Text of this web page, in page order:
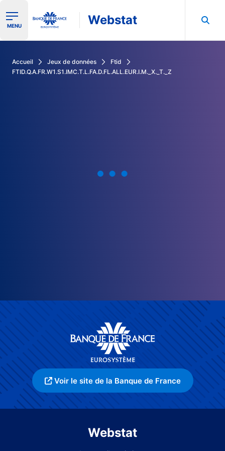
Ouvrir le menu de navigation
MENU Webstat
Accueil Jeux de données
Ftid
FTID.Q.A.FR.W1.S1.IMC.T.L.FA.D.FL.ALL.EUR.I.M._X._T._Z
Voir le site de la Banque de France
Webstat